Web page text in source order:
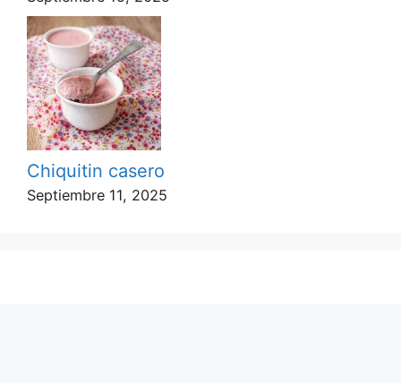
Chiquitin casero
Septiembre 11, 2025